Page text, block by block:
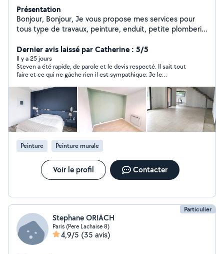
Présentation
Bonjour, Bonjour, Je vous propose mes services pour
tous type de travaux, peinture, enduit, petite plomberie
mettre votre appartement à votre goût, vous souhaitez
rendre votre appartement je suis la pour vous. Tâches
possible : -Réparation fuite, rebouchage de trous, -
Changer vos joints d'étanchéité, - Changement de prise,
- Pose abat-jours, - Changement de prise, - Montage de
meuble IKEA - Changement mitigeur, pommeau de
douche, - Forfait nettoyage vitre. - Remplacement WC
ou mécanisme chasse d'eau. Si nécessaire une première
visite sera effectué avant l'intervention. Personne
sérieuse, discrète. Je réalise un travail soigné et je
propose des tarifs souvent en dessous du marché.
N'hésitez pas à me contacter par téléphone ou Sms
Avec vos coordonnées, votre demande et adresse.
Devis Gratuit N'hésitez pas à me consulter Secteur
Dernier avis laissé par Catherine : 5/5
Il y a 25 jours
Steven a été rapide, de parole et le devis respecté. Il sait tout
faire et ce qui ne gâche rien il est sympathique. Je le
Peinture Peinture murale
Voir le profil Contacter
Particulier
Stephane ORIACH
Paris (Pere Lachaise 8)
4,9/5 (35 avis)